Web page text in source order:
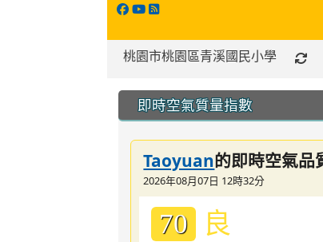
桃園市桃園區青溪國民小學
::: 即時空氣質量指數
Taoyuan的即時空氣品
2026年08月07日 12時32分
70 良